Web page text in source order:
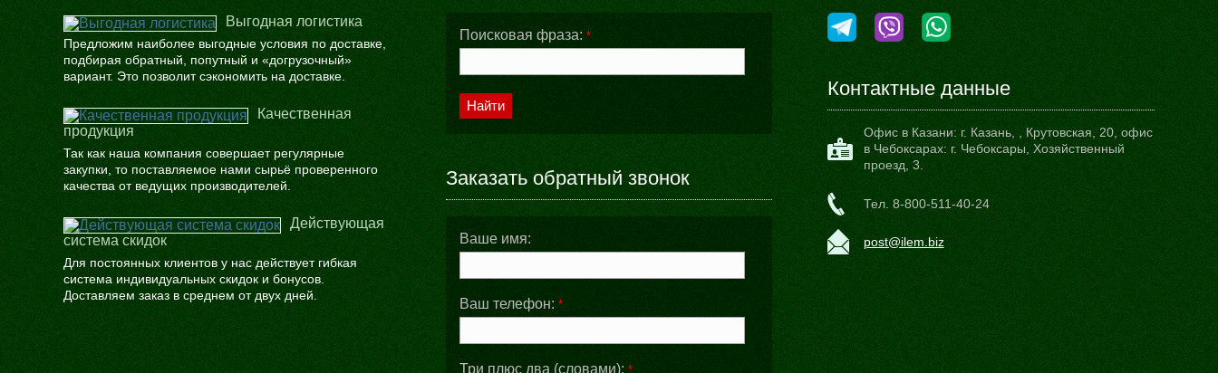
Выгодная логистика
Предложим наиболее выгодные условия по доставке,
подбирая обратный, попутный и «догрузочный»
вариант. Это позволит сэкономить на доставке.
Качественная
продукция
Так как наша компания совершает регулярные
закупки, то поставляемое нами сырьё проверенного
качества от ведущих производителей.
Действующая
система скидок
Для постоянных клиентов у нас действует гибкая
система индивидуальных скидок и бонусов.
Доставляем заказ в среднем от двух дней.
Поисковая фраза: *
Найти
Заказать обратный звонок
Ваше имя:
Ваш телефон: *
Три плюс два (словами): *
Контактные данные
Офис в Казани: г. Казань,,Крутовская, 20, офис
в Чебоксарах: г. Чебоксары, Хозяйственный
проезд, 3.
Тел.8-800-511-40-24
post@ilem.biz